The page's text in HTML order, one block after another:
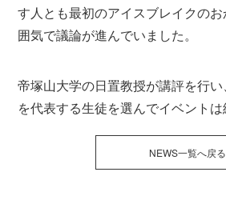
す人とも最初のアイスブレイクの
囲気で議論が進んでいました。
帝塚山大学の日置教授が講評を行
を代表する生徒を選んでイベントは
NEWS一覧へ戻る